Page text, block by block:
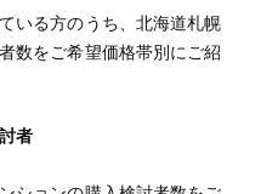
いる方のうち、北海道札幌
数をご希望価格帯別にご紹
者